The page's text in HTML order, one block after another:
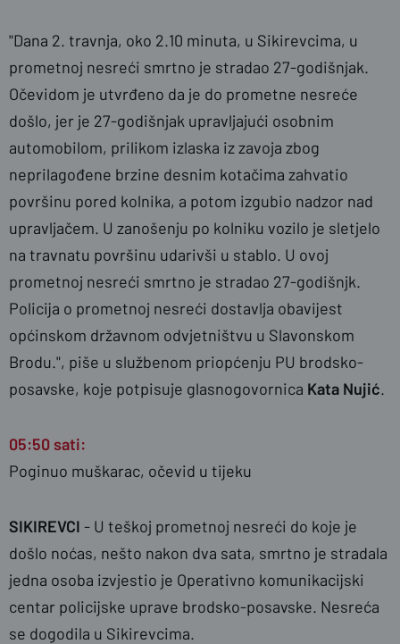
"Dana 2. travnja, oko 2.10 minuta, u Sikirevcima, u
prometnoj nesreći smrtno je stradao 27-godišnjak.
Očevidom je utvrđeno da je do prometne nesreće
došlo, jer je 27-godišnjak upravljajući osobnim
automobilom, prilikom izlaska iz zavoja zbog
neprilagođene brzine desnim kotačima zahvatio
površinu pored kolnika, a potom izgubio nadzor nad
upravljačem. U zanošenju po kolniku vozilo je sletjelo
na travnatu površinu udarivši u stablo. U ovoj
prometnoj nesreći smrtno je stradao 27-godišnjk.
Policija o prometnoj nesreći dostavlja obavijest
općinskom državnom odvjetništvu u Slavonskom
Brodu.", piše u službenom priopćenju PU brodsko-
posavske, koje potpisuje glasnogovornica Kata Nujić.
05:50 sati:
Poginuo muškarac, očevid u tijeku
SIKIREVCI - U teškoj prometnoj nesreći do koje je
došlo noćas, nešto nakon dva sata, smrtno je stradala
jedna osoba izvjestio je Operativno komunikacijski
centar policijske uprave brodsko-posavske. Nesreća
se dogodila u Sikirevcima.